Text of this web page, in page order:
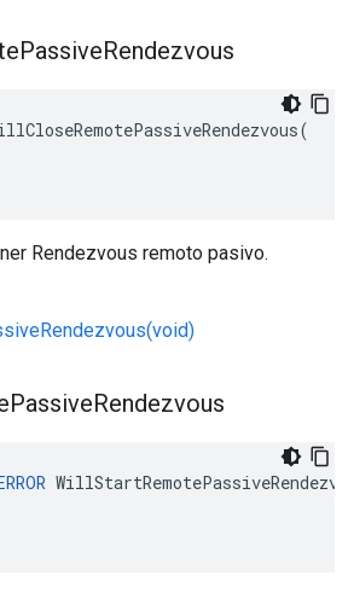
PassiveRendezvous
Rendezvous remoto pasivo.
PassiveRendezvous